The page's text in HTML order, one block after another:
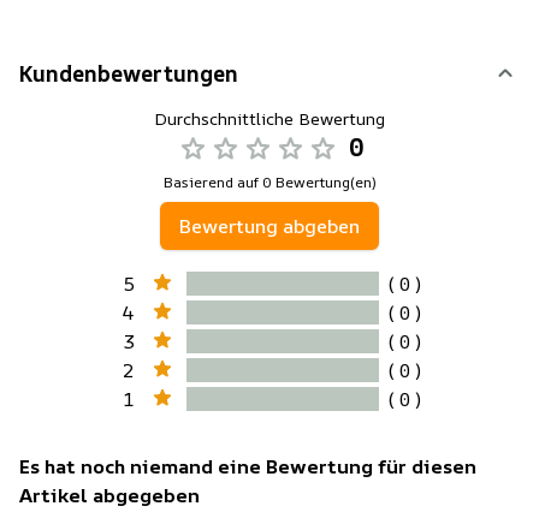
Kundenbewertungen
Durchschnittliche Bewertung
0
Basierend auf 0 Bewertung(en)
Bewertung abgeben
5
( 0 )
4
( 0 )
3
( 0 )
2
( 0 )
1
( 0 )
Es hat noch niemand eine Bewertung für diesen
Artikel abgegeben